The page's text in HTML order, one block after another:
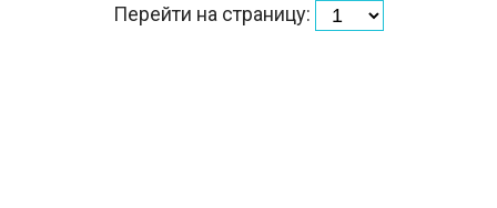
Перейти на страницу: